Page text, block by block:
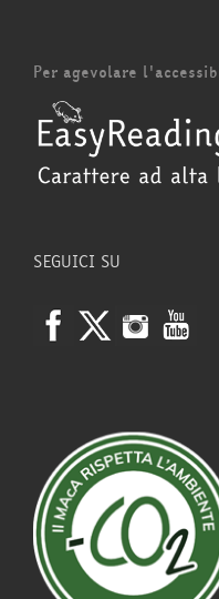
Per agevolare
SEGUICI SU